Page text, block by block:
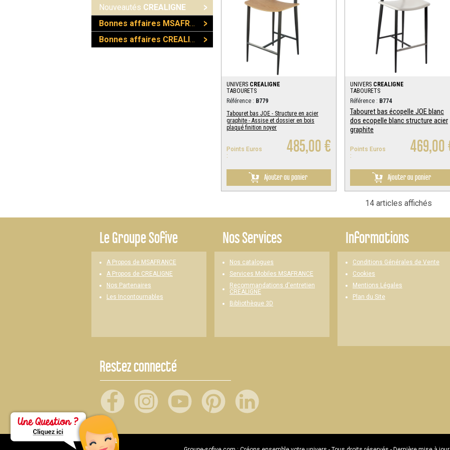
Nouveautés CREALIGNE
Bonnes affaires MSAFRANCE
Bonnes affaires CREALIGNE
UNIVERS CREALIGNE
TABOURETS
Référence : B779
Tabouret bas JOE - Structure en acier
graphite - Assise et dossier en bois
plaqué finition noyer
Points Euros
:
485,00 €
Ajouter au panier
UNIVERS CREALIGNE
TABOURETS
Référence : B774
Tabouret bas écopelle JOE blanc
dos ecopelle blanc structure acier
graphite
Points Euros
:
469,00
Ajouter au panier
14 articles affichés
LeGroupe Sofive
A Propos de MSAFRANCE
A Propos de CREALIGNE
Nos Partenaires
Les Incontournables
Nos Services
Nos catalogues
Services Mobiles MSAFRANCE
Recommandations d'entretien
CREALIGNE
Bibliothèque 3D
Informations
Conditions Générales de Vente
Cookies
Mentions Légales
Plan du Site
Restez connecté